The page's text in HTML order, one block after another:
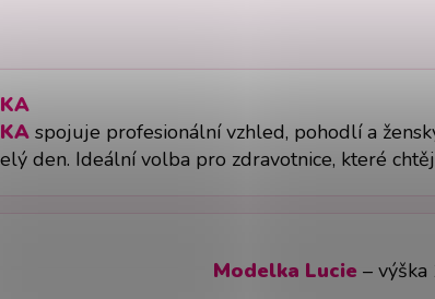
spojuje profesionální vzhled, pohodlí a
den. Ideální volba pro zdravotnice, které
Modelka Lucie –